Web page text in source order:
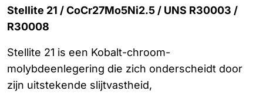
Stellite 21 / CoCr27Mo5Ni2.5 / UNS R30003 /
R30008
Stellite 21 is een Kobalt-chroom-
molybdeenlegering die zich onderscheidt door
zijn uitstekende slijtvastheid,